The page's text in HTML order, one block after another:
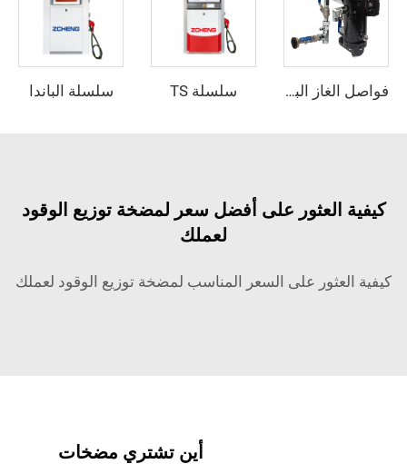
فواصل الغاز البترولي المسال سلسلة TS سلسلة الباندا
كيفية العثور على أفضل سعر لمضخة توزيع الوقود
لعملك
كيفية العثور على السعر المناسب لمضخة توزيع الوقود لعملك
أين تشتري مضخات